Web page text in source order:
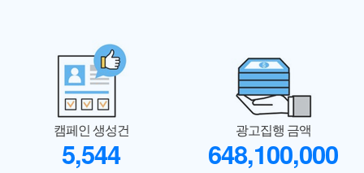
캠페인 생성건
5,544
광고집행 금액
648,100,000